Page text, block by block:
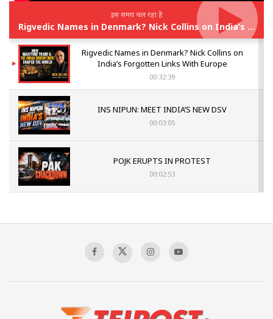
इस समय चल रहा है
Rigvedic Names in Denmark? Nick Collins on India’s Forgotten Links With Europe
Rigvedic Names in Denmark? Nick Collins on
India’s Forgotten Links With Europe
00:32:39
INS NIPUN: MEET INDIA’S NEW DSV
00:03:05
POJK ERUPTS IN PROTEST
00:02:53
Sagar